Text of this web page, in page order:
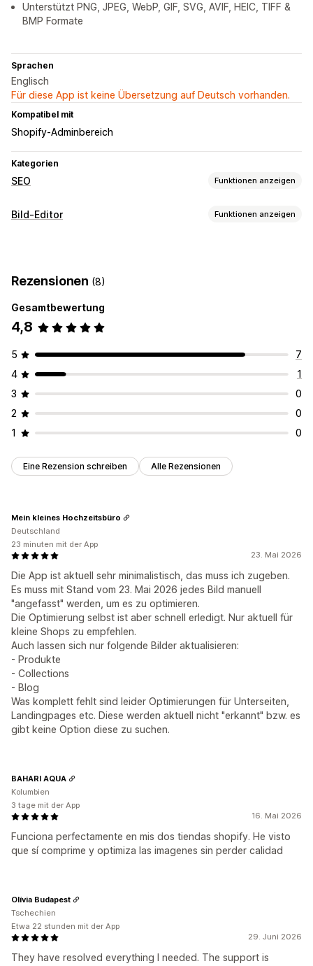
Unterstützt PNG, JPEG, WebP, GIF, SVG, AVIF, HEIC, TIFF &
BMP Formate
Sprachen
Englisch
Für diese App ist keine Übersetzung auf Deutsch vorhanden.
Kompatibel mit
Shopify-Adminbereich
Kategorien
SEO Funktionen anzeigen
SEO-Tools
Bild-Editor Funktionen anzeigen
Datei-Upload Komprimierung
Rezensionen (8)
Gesamtbewertung
4,8
5
7
4
1
3
0
2
0
1
0
Eine Rezension schreiben Alle Rezensionen
23. Mai 2026
Die App ist aktuell sehr minimalistisch, das muss ich zugeben.
Es muss mit Stand vom 23. Mai 2026 jedes Bild manuell
"angefasst" werden, um es zu optimieren.
Die Optimierung selbst ist aber schnell erledigt. Nur aktuell für
kleine Shops zu empfehlen.
Auch lassen sich nur folgende Bilder aktualisieren:
- Produkte
- Collections
- Blog
Was komplett fehlt sind leider Optimierungen für Unterseiten,
Landingpages etc. Diese werden aktuell nicht "erkannt" bzw. es
gibt keine Option diese zu suchen.
Mein kleines Hochzeitsbüro
Deutschland
23 minuten mit der App
16. Mai 2026
Funciona perfectamente en mis dos tiendas shopify. He visto
que sí comprime y optimiza las imagenes sin perder calidad
BAHARI AQUA
Kolumbien
3 tage mit der App
29. Juni 2026
They have resolved everything I needed. The support is
Olívia Budapest
Tschechien
Etwa 22 stunden mit der App